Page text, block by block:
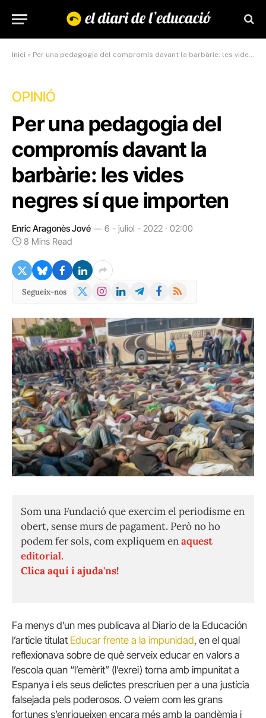
Inici » Per una pedagogia del compromís davant la barbàrie: les vides negres sí que importen
OPINIÓ
Per una pedagogia del
compromís davant la
barbàrie: les vides
negres sí que importen
Enric Aragonès Jové
6 - juliol - 2022 · 02:00
8 Mins Read
Segueix-nos
X
Instagram
LinkedInTelegramFacebook
RSS
Som una Fundació que exercim el periodisme en
obert, sense murs de pagament. Però no ho
podem fer sols, com expliquem enaquest
editorial.
Clica aquí i ajuda'ns!
Fa menys d’un mes publicava al Diario de la Educación
l’article titulat Educar frente a la impunidad, en el qual
reflexionava sobre de què serveix educar en valors a
l’escola quan “l’emèrit” (l’exrei) torna amb impunitat a
Espanya i els seus delictes prescriuen per a una justícia
falsejada pels poderosos. O veiem com les grans
fortunes s’enriqueixen encara més amb la pandèmia i